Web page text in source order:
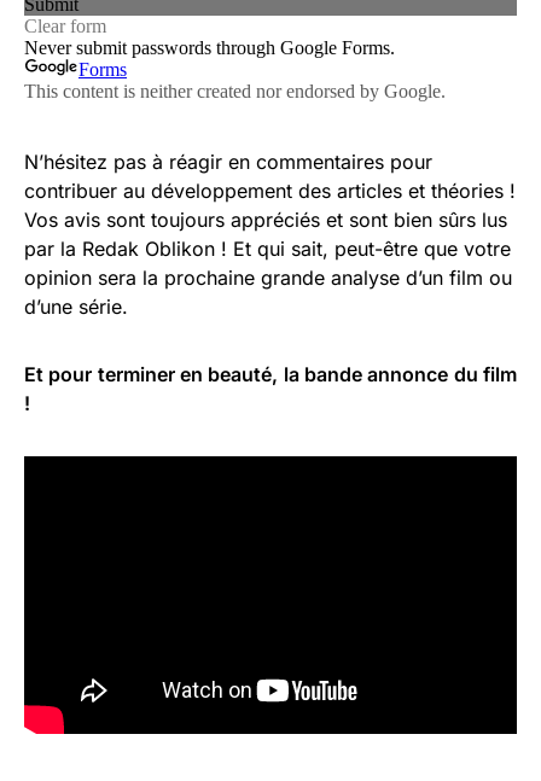
N’hésitez pas à réagir en commentaires pour
contribuer au développement des articles et théories !
Vos avis sont toujours appréciés et sont bien sûrs lus
par la Redak Oblikon ! Et qui sait, peut-être que votre
opinion sera la prochaine grande analyse d’un film ou
d’une série.
Et pour terminer en beauté, la bande annonce du film
!